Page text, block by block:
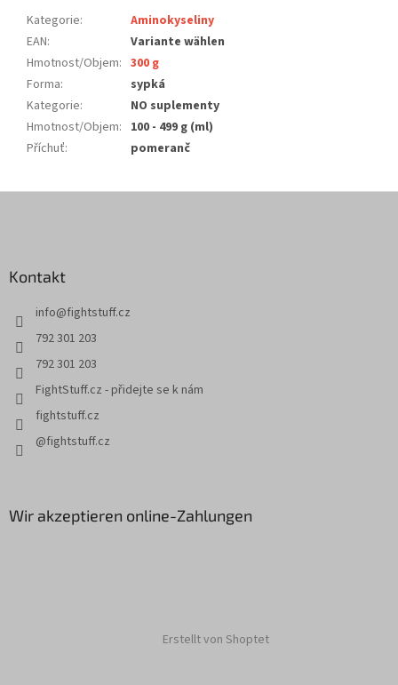
Kategorie:
Aminokyseliny
EAN:
Variante wählen
Hmotnost/Objem: 300 g
Forma:
sypká
Kategorie:
NO suplementy
Hmotnost/Objem: 100 - 499 g (ml)
Příchuť: pomeranč
Kontakt
info@fightstuff.cz
792 301 203
792 301 203
FightStuff.cz - přidejte se k nám
fightstuff.cz
@fightstuff.cz
Wir akzeptieren online-Zahlungen
Erstellt von Shoptet